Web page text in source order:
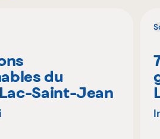
du
Saint-Jean